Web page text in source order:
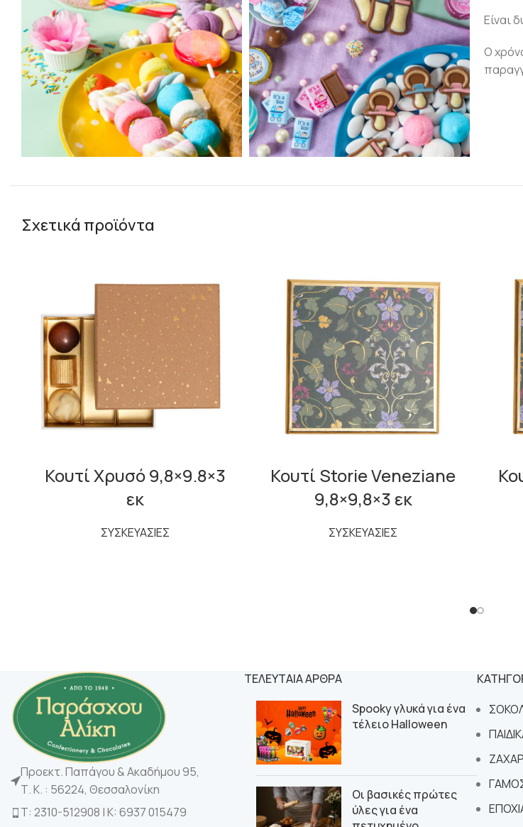
Είναι
Ο
Σχετικά προϊόντα
Κουτί Χρυσό 9,8×9.8×3
εκ
ΣΥΣΚΕΥΑΣΙΕΣ
Κουτί Storie Veneziane
9,8×9,8×3 εκ
ΣΥΣΚΕΥΑΣΙΕΣ
Προεκτ. Παπάγου & Ακαδήμου 95,
Τ. Κ. : 56224, Θεσσαλονίκη
Τ: 2310-512908 | K: 6937 015479
ΤΕΛΕΥΤΑΙΑ ΑΡΘΡΑ
Spooky γλυκά για ένα
τέλειο Halloween
Οι βασικές πρώτες
ύλες για ένα